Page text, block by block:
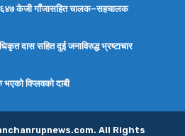
केजी गाँजासहित चालक–सहचालक
दास सहित दुई जनाविरुद्ध भ्रष्टाचार
विप्लवको दाबी
All Rights